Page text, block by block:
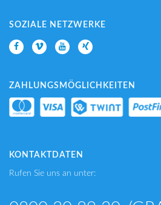
SOZIALE NETZWERKE
ZAHLUNGSMÖGLICHKEITEN
KONTAKTDATEN
Rufen Sie uns an unter: